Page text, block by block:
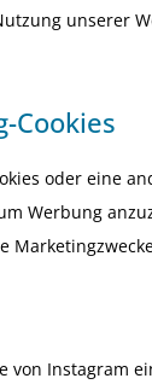
unserer
Cookies
oder eine
Werbung
Instagram